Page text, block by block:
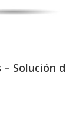
Solución